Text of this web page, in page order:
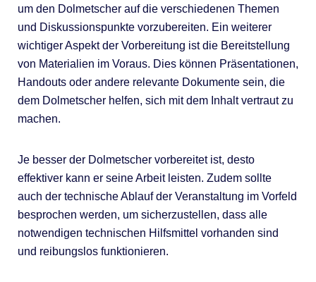
um den Dolmetscher auf die verschiedenen Themen
und Diskussionspunkte vorzubereiten. Ein weiterer
wichtiger Aspekt der Vorbereitung ist die Bereitstellung
von Materialien im Voraus. Dies können Präsentationen,
Handouts oder andere relevante Dokumente sein, die
dem Dolmetscher helfen, sich mit dem Inhalt vertraut zu
machen.
Je besser der Dolmetscher vorbereitet ist, desto
effektiver kann er seine Arbeit leisten. Zudem sollte
auch der technische Ablauf der Veranstaltung im Vorfeld
besprochen werden, um sicherzustellen, dass alle
notwendigen technischen Hilfsmittel vorhanden sind
und reibungslos funktionieren.